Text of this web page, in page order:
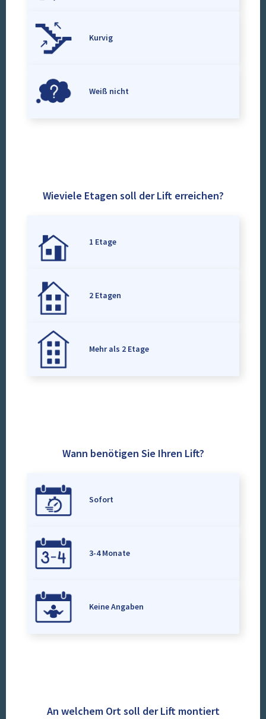
Kurvig
Weiß nicht
Wieviele Etagen soll der Lift erreichen?
1 Etage
2 Etagen
Mehr als 2 Etage
Wann benötigen Sie Ihren Lift?
Sofort
3-4 Monate
Keine Angaben
An welchem Ort soll der Lift montiert